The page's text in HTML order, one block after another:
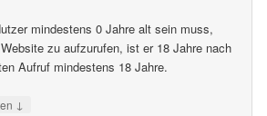
mindestens 0 Jahre alt sein muss,
zu aufzurufen, ist er 18 Jahre nach
Aufruf mindestens 18 Jahre.
↓